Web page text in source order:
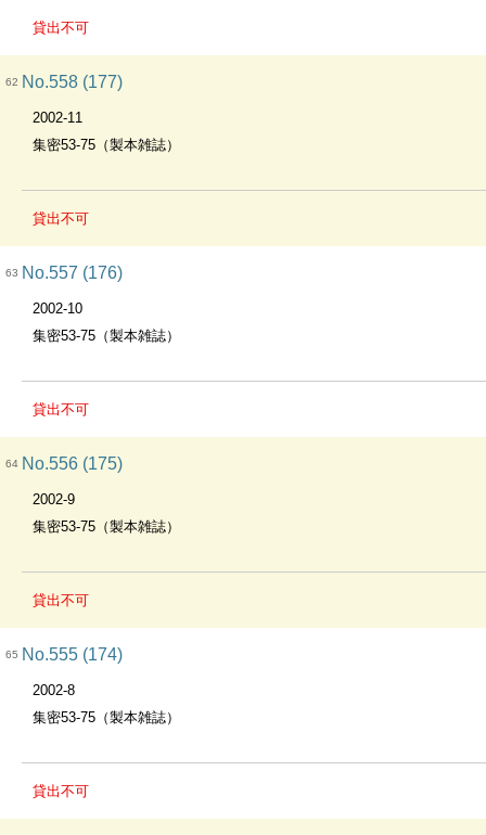
貸出不可
62 No.558 (177)
2002-11
集密53-75（製本雑誌）
貸出不可
63 No.557 (176)
2002-10
集密53-75（製本雑誌）
貸出不可
64 No.556 (175)
2002-9
集密53-75（製本雑誌）
貸出不可
65 No.555 (174)
2002-8
集密53-75（製本雑誌）
貸出不可